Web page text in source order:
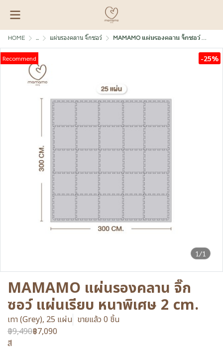
HOME ... แผ่นรองคลาน จิ๊กซอว์ MAMAMO แผ่นรองคลาน จิ๊กซอว์ แผ่นเรียบ หนาพิเศษ 2 cm.
1/1
Recommend -25%
MAMAMO แผ่นรองคลาน จิ๊ก
ซอว์ แผ่นเรียบ หนาพิเศษ 2 cm.
เทา (Grey), 25 แผ่น ขายแล้ว 0 ชิ้น
฿9,490฿7,090
สี